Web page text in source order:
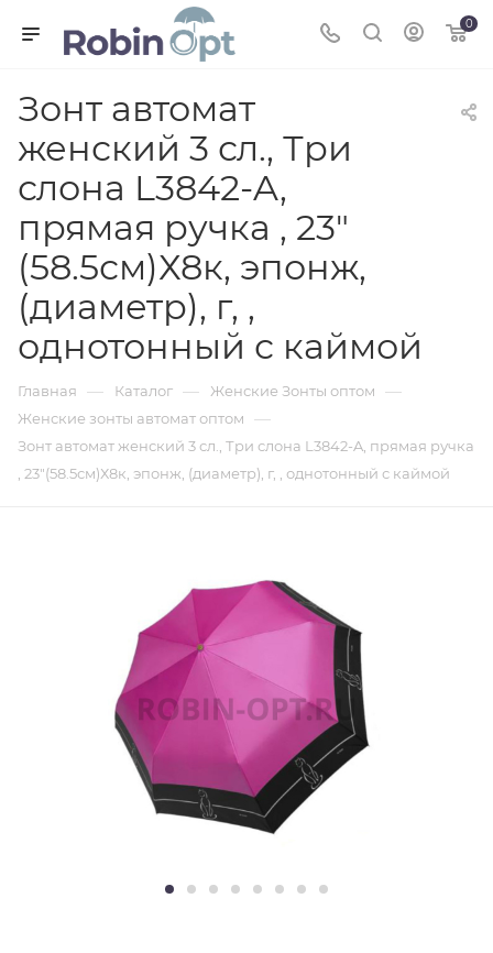
0
Зонт автомат
женский 3 сл., Три
слона L3842-A,
прямая ручка , 23"
(58.5см)Х8к, эпонж,
(диаметр), г, ,
однотонный с каймой
Главная — Каталог — Женские Зонты оптом —
Женские зонты автомат оптом —
Зонт автомат женский 3 сл., Три слона L3842-A, прямая ручка
, 23"(58.5см)Х8к, эпонж, (диаметр), г, , однотонный с каймой